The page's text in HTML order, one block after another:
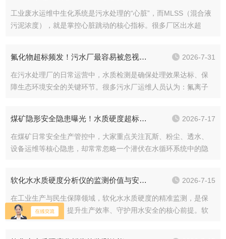
工业废水运维中生化系统是污水处理的“心脏”，而MLSS（混合液
污泥浓度），就是掌控心脏跳动的核心指标。很多厂区出水超
废水处理...
氟化物超标频发！污水厂最容易被忽视的环保红线 2026-7-31
在污水处理厂的日常运营中，水质检测是确保处理效果达标、保
障生态环境安全的关键环节。很多污水厂运维人员认为：氟离子
国各省市污水排放...
煤矿隐形安全隐患曝光！水质硬度超标，远比你想象的危险 2026-7-17
在煤矿日常安全生产管控中，大家重点关注瓦斯、粉尘、透水、
设备运维等核心隐患，却常常忽略一个潜伏在水循环系统中的隐
恰恰相反！矿井地...
软化水水质硬度分析仪的监测价值与安装规范 2026-7-15
在工业生产与民生保障领域，软化水水质硬度的精准监测，是保
障设备稳定运行、提升生产效率、守护用水安全的核心前提。软